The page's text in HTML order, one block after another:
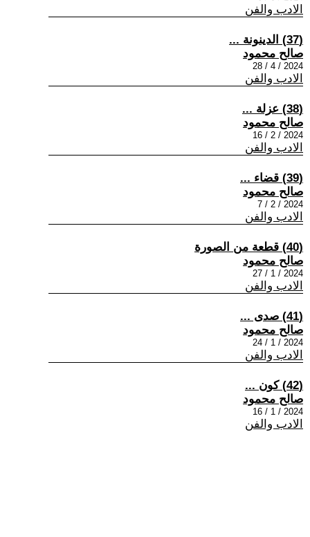
الادب والفن
(37) الدينونة ...
صالح محمود
2024 / 4 / 28
الادب والفن
(38) عزلة ...
صالح محمود
2024 / 2 / 16
الادب والفن
(39) قضاء ...
صالح محمود
2024 / 2 / 7
الادب والفن
(40) قطعة من الصورة
صالح محمود
2024 / 1 / 27
الادب والفن
(41) صدى ...
صالح محمود
2024 / 1 / 24
الادب والفن
(42) كون ...
صالح محمود
2024 / 1 / 16
الادب والفن